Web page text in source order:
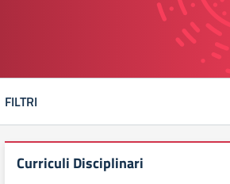
FILTRI
Curriculi Disciplinari